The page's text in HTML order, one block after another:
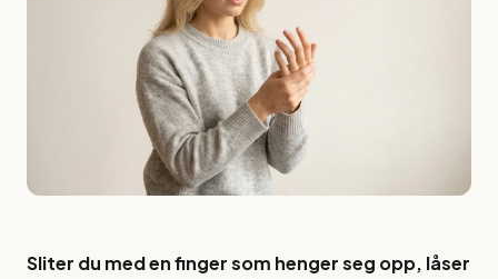
Sliter du med en finger som henger seg opp, låser